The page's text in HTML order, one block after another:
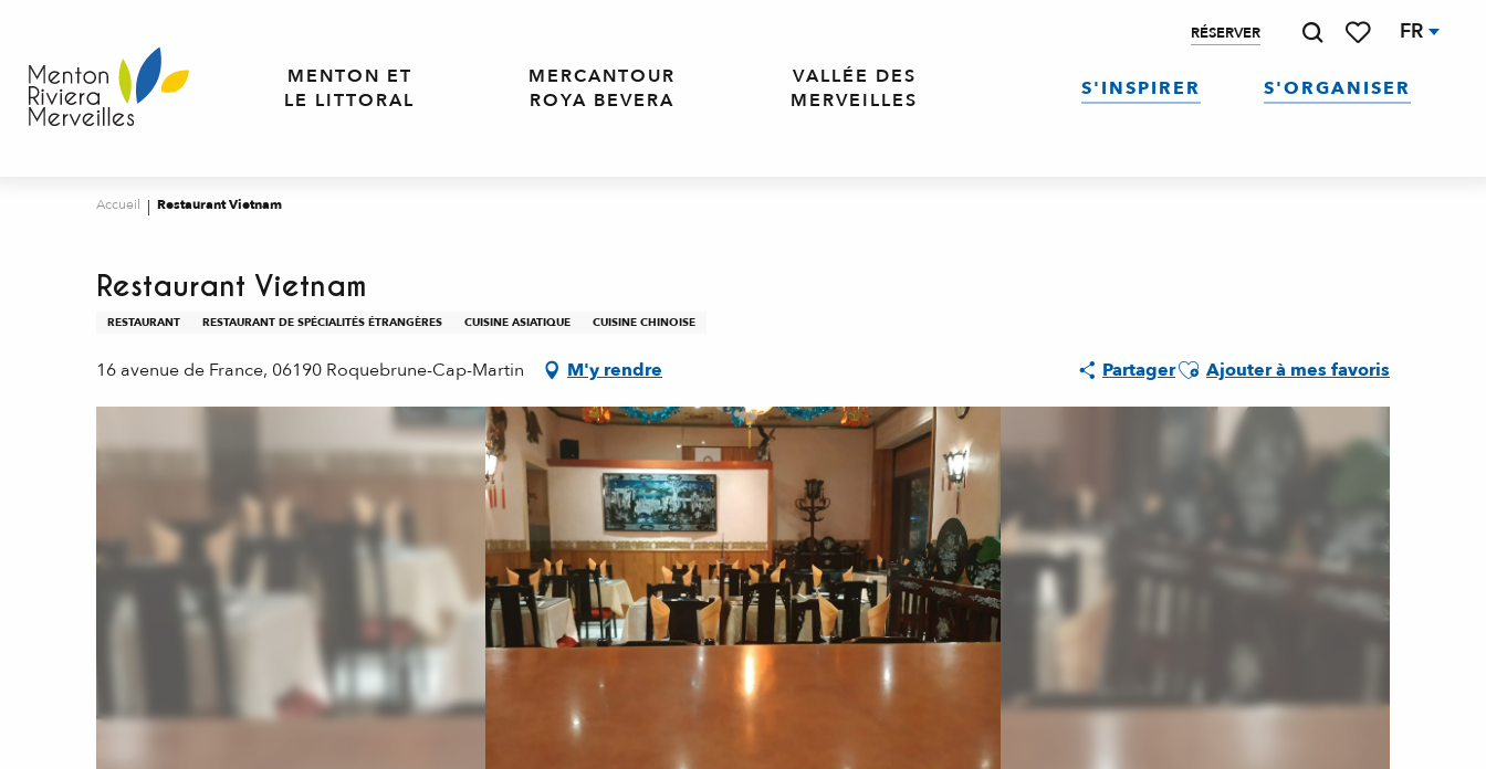
contenu
principal
RÉSERVER FR
MENTON ET
LE LITTORAL
MERCANTOUR
ROYA BEVERA
VALLÉE DES
MERVEILLES
S'INSPIRER S'ORGANISER
Accueil Restaurant Vietnam
Restaurant Vietnam
RESTAURANT RESTAURANT DE SPÉCIALITÉS ÉTRANGÈRES CUISINE ASIATIQUE CUISINE CHINOISE
16 avenue de France, 06190 Roquebrune-Cap-Martin M'y rendre PartagerAjouter aux favoris
Ajouter à mes favoris